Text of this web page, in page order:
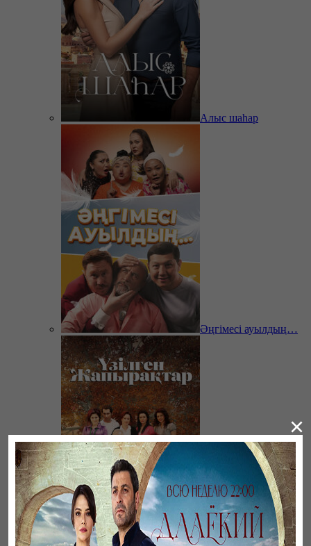
Алыс шаһар
Әңгімесі ауылдың…
Үзілген жапырақтар
×